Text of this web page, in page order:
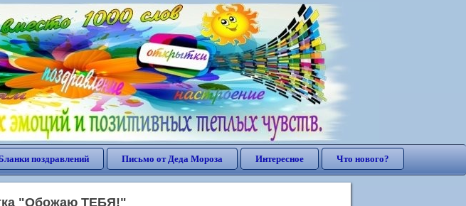
поздравлений Письмо от Деда Мороза Интересное Что нового?
"Обожаю ТЕБЯ!"